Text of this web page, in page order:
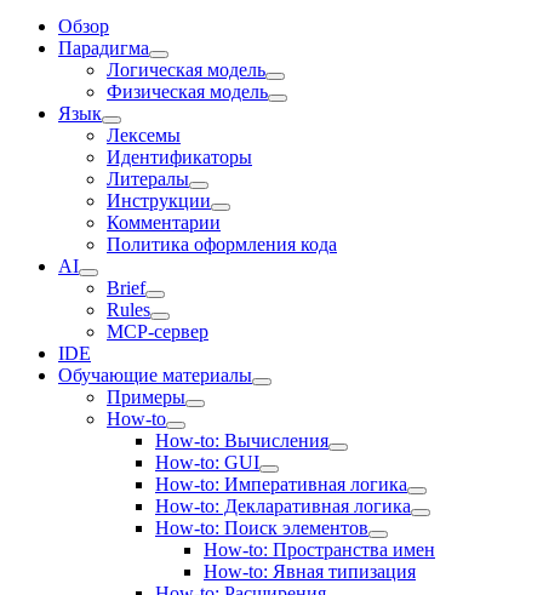
Обзор
Парадигма
Логическая модель
Физическая модель
Язык
Лексемы
Идентификаторы
Литералы
Инструкции
Комментарии
Политика оформления кода
AI
Brief
Rules
MCP-сервер
IDE
Обучающие материалы
Примеры
How-to
How-to: Вычисления
How-to: GUI
How-to: Императивная логика
How-to: Декларативная логика
How-to: Поиск элементов
How-to: Пространства имен
How-to: Явная типизация